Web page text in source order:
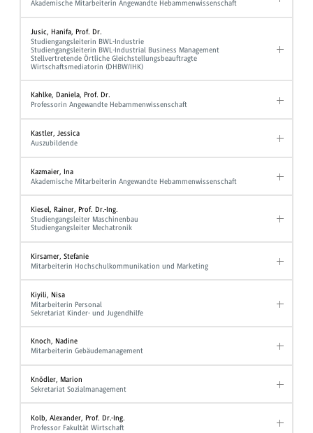
Akademische Mitarbeiterin Angewandte Hebammenwissenschaft
Jusic, Hanifa, Prof. Dr.
Studiengangsleiterin BWL-Industrie
Studiengangsleiterin BWL-Industrial Business Management
Stellvertretende Örtliche Gleichstellungsbeauftragte
Wirtschaftsmediatorin (DHBW/IHK)
Kahlke, Daniela, Prof. Dr.
Professorin Angewandte Hebammenwissenschaft
Kastler, Jessica
Auszubildende
Kazmaier, Ina
Akademische Mitarbeiterin Angewandte Hebammenwissenschaft
Kiesel, Rainer, Prof. Dr.-Ing.
Studiengangsleiter Maschinenbau
Studiengangsleiter Mechatronik
Kirsamer, Stefanie
Mitarbeiterin Hochschulkommunikation und Marketing
Kiyili, Nisa
Mitarbeiterin Personal
Sekretariat Kinder- und Jugendhilfe
Knoch, Nadine
Mitarbeiterin Gebäudemanagement
Knödler, Marion
Sekretariat Sozialmanagement
Kolb, Alexander, Prof. Dr.-Ing.
Professor Fakultät Wirtschaft